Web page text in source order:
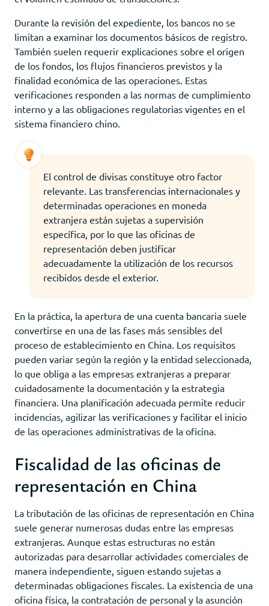
Durante la revisión del expediente, los bancos no se
limitan a examinar los documentos básicos de registro.
También suelen requerir explicaciones sobre el origen
de los fondos, los flujos financieros previstos y la
finalidad económica de las operaciones. Estas
verificaciones responden a las normas de cumplimiento
interno y a las obligaciones regulatorias vigentes en el
sistema financiero chino.
El control de divisas constituye otro factor
relevante. Las transferencias internacionales y
determinadas operaciones en moneda
extranjera están sujetas a supervisión
específica, por lo que las oficinas de
representación deben justificar
adecuadamente la utilización de los recursos
recibidos desde el exterior.
En la práctica, la apertura de una cuenta bancaria suele
convertirse en una de las fases más sensibles del
proceso de establecimiento en China. Los requisitos
pueden variar según la región y la entidad seleccionada,
lo que obliga a las empresas extranjeras a preparar
cuidadosamente la documentación y la estrategia
financiera. Una planificación adecuada permite reducir
incidencias, agilizar las verificaciones y facilitar el inicio
de las operaciones administrativas de la oficina.
Fiscalidad de las oficinas de
representación en China
La tributación de las oficinas de representación en China
suele generar numerosas dudas entre las empresas
extranjeras. Aunque estas estructuras no están
autorizadas para desarrollar actividades comerciales de
manera independiente, siguen estando sujetas a
determinadas obligaciones fiscales. La existencia de una
oficina física, la contratación de personal y la asunción